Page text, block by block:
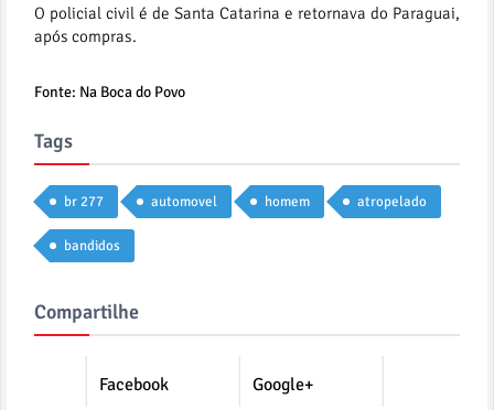
O policial civil é de Santa Catarina e retornava do Paraguai,
após compras.
Fonte: Na Boca do Povo
Tags
br 277 automovel homem atropelado
bandidos
Compartilhe
Facebook Google+